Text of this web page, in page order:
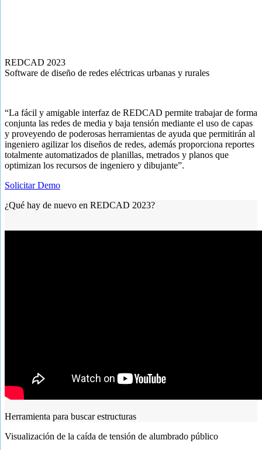
REDCAD 2023
Software de diseño de redes eléctricas urbanas y rurales
“La fácil y amigable interfaz de REDCAD permite trabajar de forma
conjunta las redes de media y baja tensión mediante el uso de capas
y proveyendo de poderosas herramientas de ayuda que permitirán al
ingeniero agilizar los diseños de redes, además proporciona reportes
totalmente automatizados de planillas, metrados y planos que
optimizan los recursos de ingeniero y dibujante”.
Solicitar Demo
¿Qué hay de nuevo en REDCAD 2023?
Herramienta para buscar estructuras
Visualización de la caída de tensión de alumbrado público